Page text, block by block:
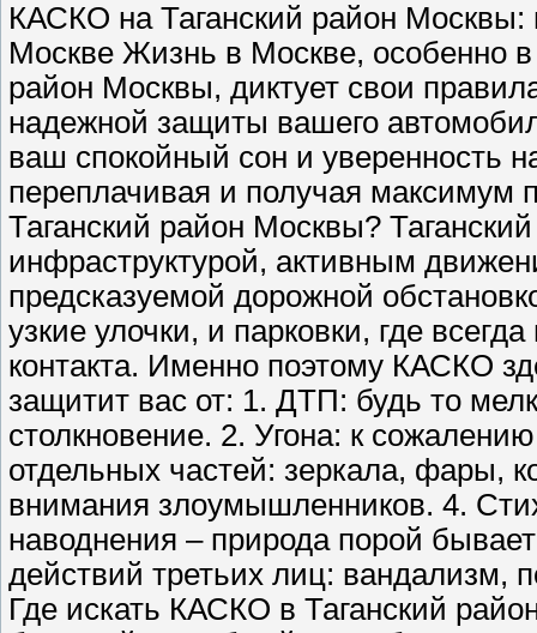
КАСКО на Таганский район
Москве Жизнь в Москве, особенно
район Москвы, диктует свои
надежной защиты вашего
ваш спокойный сон и уверенность
переплачивая и получая максимум
Таганский район Москвы?
инфраструктурой, активным
предсказуемой дорожной
узкие улочки, и парковки, где
контакта. Именно поэтому КАСКО
защитит вас от: 1. ДТП: будь то
столкновение. 2. Угона: к
отдельных частей: зеркала, фары,
внимания злоумышленников. 4.
наводнения – природа порой
действий третьих лиц: вандализм,
Где искать КАСКО в Таганский